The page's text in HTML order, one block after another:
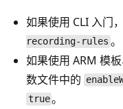
如果使用 CLI 入门
recording-rules 。
如果使用 ARM 模
数文件中的
true。